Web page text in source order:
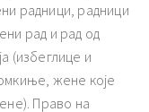
радници, радници
рад и рад од
(избеглице и
жене које
Право на